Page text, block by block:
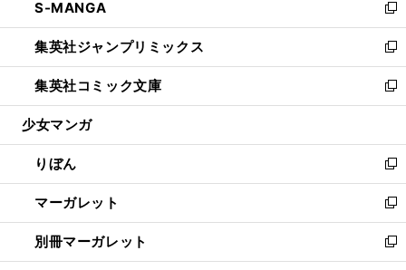
く
で
開
く
ド
ウ
で
開
く
ィ
ン
ド
ウ
で
開
い
ウ
ィ
ン
ド
ウ
開
く
S-MANGA
新
し
い
ウ
ィ
ン
ウ
で
開
く
集英社ジャンプリミックス
新
し
い
ウ
ン
ド
ウ
で
開
く
集英社コミック文庫
新
し
ウ
ィ
ン
ド
ウ
で
開
少女マンガ
りぼん
新
し
い
ウ
ィ
ン
マーガレット
新
し
い
ウ
別冊マーガレット
新
し